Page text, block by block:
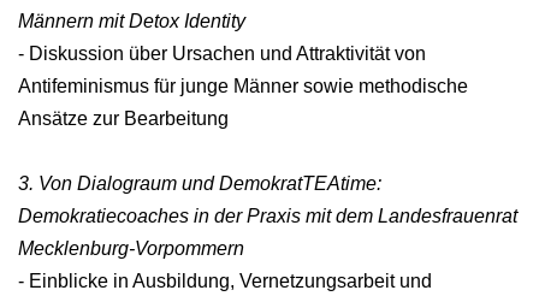
Männern mit Detox Identity
- Diskussion über Ursachen und Attraktivität von
Antifeminismus für junge Männer sowie methodische
Ansätze zur Bearbeitung
3. Von Dialograum und DemokratTEAtime:
Demokratiecoaches in der Praxis mit dem Landesfrauenrat
Mecklenburg-Vorpommern
- Einblicke in Ausbildung, Vernetzungsarbeit und